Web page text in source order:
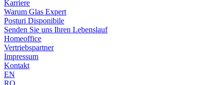
Karriere
Warum Glas Expert
Posturi Disponibile
Senden Sie uns Ihren Lebenslauf
Homeoffice
Vertriebspartner
Impressum
Kontakt
EN
RO